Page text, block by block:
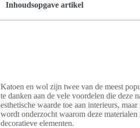
Inhoudsopgave artikel
Katoen en wol zijn twee van de meest
te danken aan de vele voordelen die deze
esthetische waarde toe aan interieurs,
wordt onderzocht waarom deze
decoratieve elementen.